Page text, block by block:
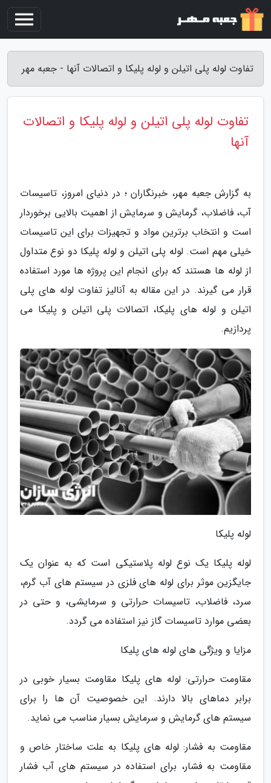
تفاوت لوله پلی اتیلن و لوله پلیکا و اتصالات آنها - جعبه مهر
تفاوت لوله پلی اتیلن و لوله پلیکا و اتصالات
آنها
به گزارش جعبه مهر، خبرنگاران ؛ در دنیای امروز، تاسیسات
آب، فاضلاب، گرمایش و سرمایش از اهمیت بالایی برخوردار
است و انتخاب برترین مواد و تجهیزات برای این تاسیسات
خیلی مهم است. لوله پلی اتیلن و لوله پلیکا دو نوع متداول
از لوله ها هستند که برای انجام این پروژه ها مورد استفاده
قرار می گیرند. در این مقاله به آنالیز تفاوت لوله های پلی
اتیلن و لوله های پلیکا، اتصالات پلی اتیلن و پلیکا می
پردازیم.
لوله پلیکا
لوله پلیکا یک نوع لوله پلاستیکی است که به عنوان یک
جایگزین موثر برای لوله های فلزی در سیستم های آب گرم،
سرد، فاضلاب، تاسیسات حرارتی و سرمایشی، و حتی در
بعضی موارد تاسیسات گاز نیز استفاده می گردد.
مزایا و ویژگی های لوله های پلیکا
مقاومت حرارتی: لوله های پلیکا مقاومت بسیار خوبی در
برابر دماهای بالا دارند. این خصوصیت آن ها را برای
سیستم های گرمایش و سرمایش بسیار مناسب می نماید.
مقاومت به فشار: لوله های پلیکا به علت ساختار خاص و
مقاومت به فشار، برای استفاده در سیستم های آب فشار